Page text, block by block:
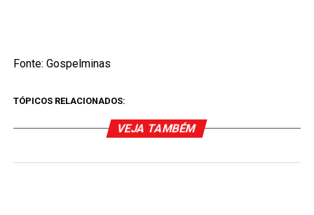
Fonte: Gospelminas
TÓPICOS RELACIONADOS:
VEJA TAMBÉM